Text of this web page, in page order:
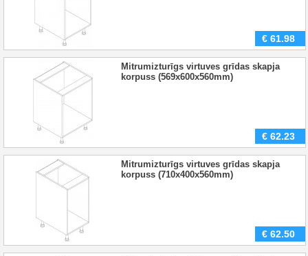
€ 61.98
Mitrumizturīgs virtuves grīdas skapja
korpuss (569x600x560mm)
€ 62.23
Mitrumizturīgs virtuves grīdas skapja
korpuss (710x400x560mm)
€ 62.50